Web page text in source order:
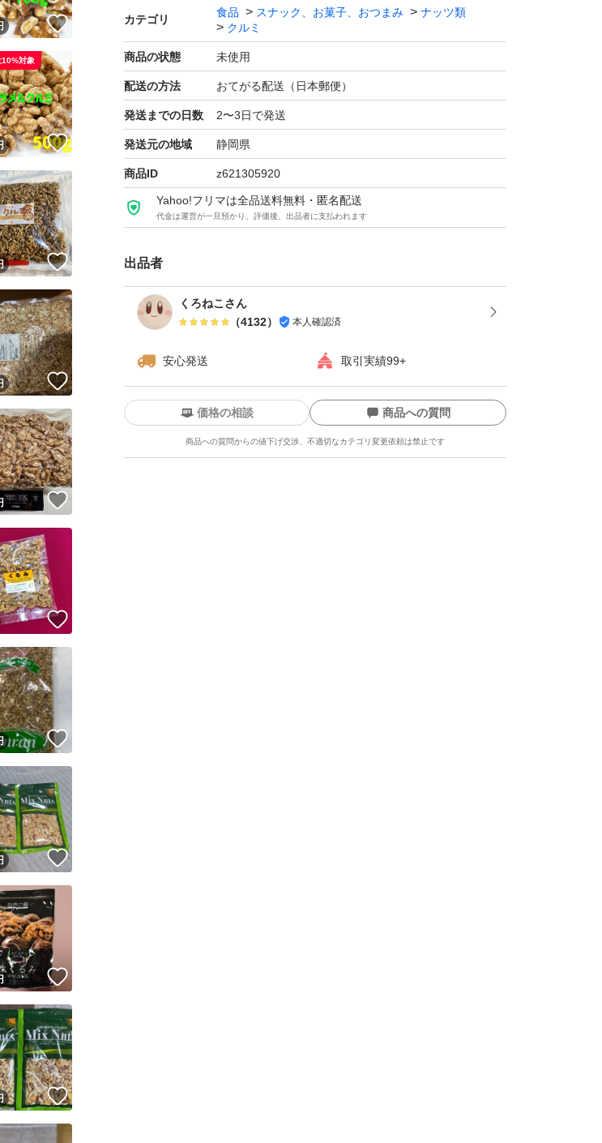
保存方法 直射日光、高温多湿を避け常温保管
そのまま食べても、お菓子作りなどに活用しても美味しく召し上
がれます！
※賞味期限については基本的には添付画像のとおりですが、発送
時に新しいものが届いた場合これよりさらに新品のものを発送さ
せていただくことになります。 よろしくお願いします。
カテゴリ
食品 スナック、お菓子、おつまみ
ナッツ類
クルミ
商品の状態 未使用
配送の方法 おてがる配送（日本郵便）
発送までの日数 2〜3日で発送
発送元の地域 静岡県
商品ID z621305920
Yahoo!フリマは全品送料無料・匿名配送
代金は運営が一旦預かり、評価後、出品者に支払われます
出品者
くろねこさん
（4132） 本人確認済
安心発送 取引実績99+
ザーの実績について
満たしたユーザーにバッジを付与しています
フリマの基準をクリアした安心・安全なユーザーです
ザーはYahoo!フリマの取引を完了させた実績があります
ザーは他フリマサービスでの取引実績があります
発送を保証しているものではありません
ザーは高頻度で24時間以内＆設定した発送日数内に発送してい
ザーは高頻度で24時間以内に発送しています
価格の相談 商品への質問
商品への質問からの値下げ交渉、不適切なカテゴリ変更依頼は禁止です
品の情報をコピーします
されています
す
出品ページへ
キャンセル
いいね！
いいね！
10%対象
いいね！
いいね！
いいね！
いいね！